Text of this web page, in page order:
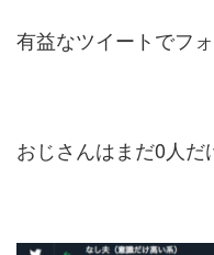
有益なツイートでフ
おじさんはまだ0人だ